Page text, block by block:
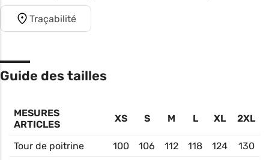
Traçabilité
Guide des tailles
MESURES
ARTICLES
XS S M L XL 2XL
Tour de poitrine 100 106 112 118 124 130